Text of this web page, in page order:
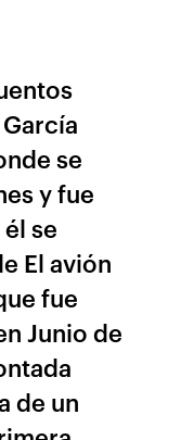
se
y fue
se
El avión
fue
Junio de
de un